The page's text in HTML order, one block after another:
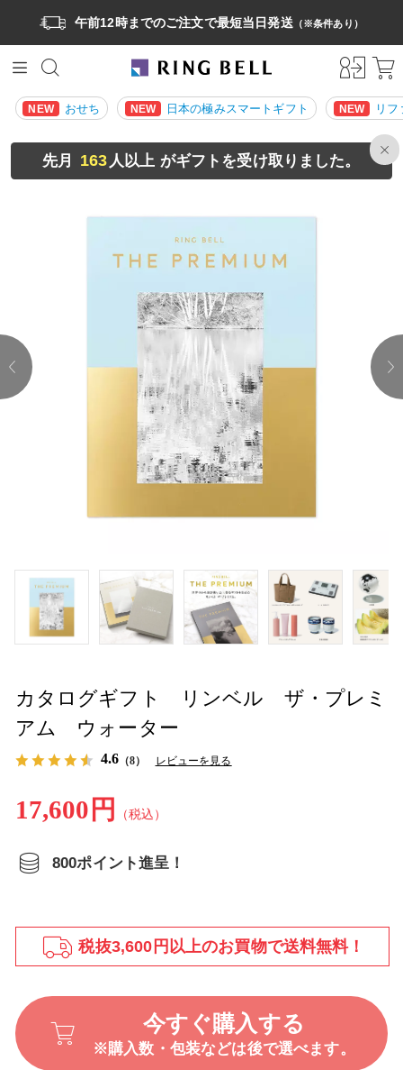
午前12時までのご注文で最短当日発送（※条件あり）
NEW おせち NEW 日本の極みスマートギフト NEW リ
先月 163 人以上 がギフトを受け取りました。
prev
カタログギフト リンベル ザ・プレミ
アム ウォーター
4.6 （8） レビューを見る
17,600円 （税込）
800ポイント進呈！
税抜3,600円以上のお買物で送料無料！
今すぐ購入する
※購入数・包装などは後で選べます。